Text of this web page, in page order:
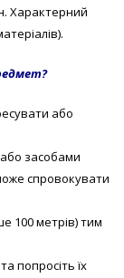
Характерний
або
засобами
спровокувати
100 метрів) тим
попросіть їх